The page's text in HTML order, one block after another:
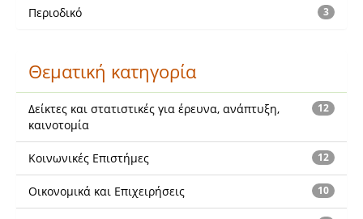
3
Περιοδικό
Θεματική κατηγορία
12
Δείκτες και στατιστικές για έρευνα, ανάπτυξη,
καινοτομία
12
Κοινωνικές Επιστήμες
10
Οικονομικά και Επιχειρήσεις